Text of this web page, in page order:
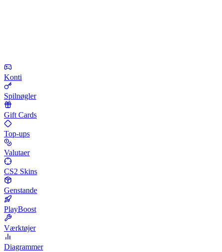
Konti
Spilnøgler
Gift Cards
Top-ups
Valutaer
CS2 Skins
Genstande
PlayBoost
Værktøjer
Diagrammer